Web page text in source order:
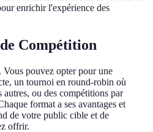
enrichir l'expérience des
Compétition
pouvez opter pour une
un tournoi en round-robin où
ou des compétitions par
format a ses avantages et
de votre public cible et de
offrir.